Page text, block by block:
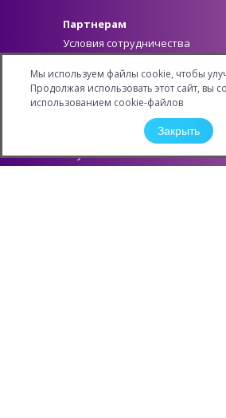
Партнерам
Условия сотрудничества
Как стать партнером
Личный кабинет
Информация
Обучение
Конкурсы и Акции
Мы используем файлы cookie, чтобы
Продолжая использовать этот сайт, вы
использованием cookie-файлов
Закрыть